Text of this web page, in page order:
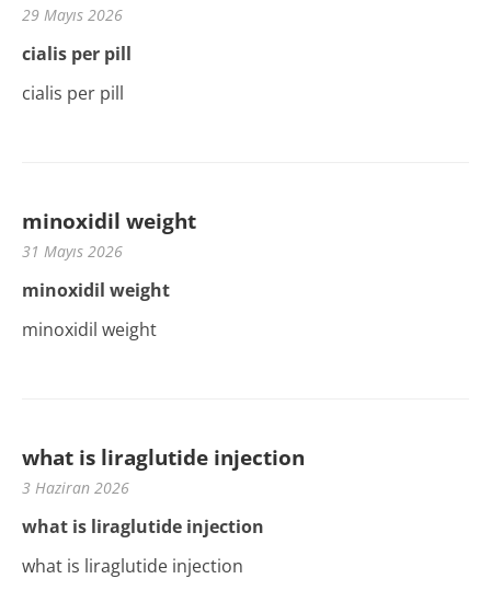
29 Mayıs 2026
cialis per pill
cialis per pill
minoxidil weight
31 Mayıs 2026
minoxidil weight
minoxidil weight
what is liraglutide injection
3 Haziran 2026
what is liraglutide injection
what is liraglutide injection